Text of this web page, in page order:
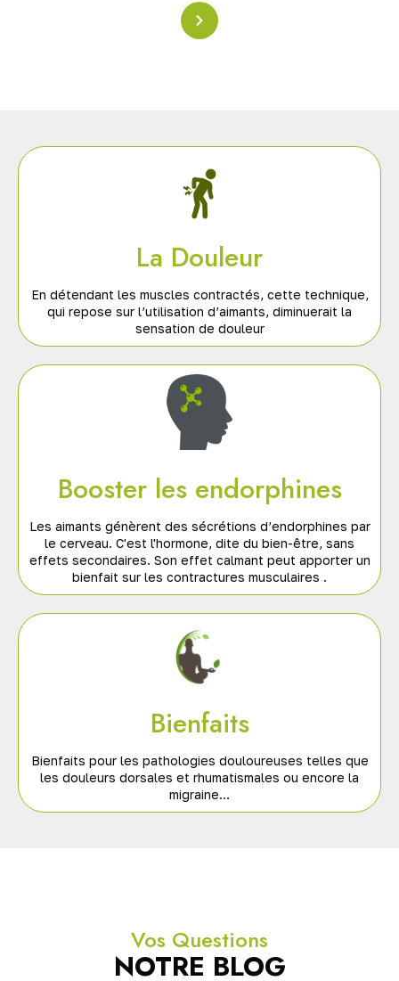
La Douleur
En détendant les muscles contractés, cette technique,
qui repose sur l’utilisation d’aimants, diminuerait la
sensation de douleur
Booster les endorphines
Les aimants génèrent des sécrétions d’endorphines par
le cerveau. C'est l'hormone, dite du bien-être, sans
effets secondaires. Son effet calmant peut apporter un
bienfait sur les contractures musculaires .
Bienfaits
Bienfaits pour les pathologies douloureuses telles que
les douleurs dorsales et rhumatismales ou encore la
migraine…
Vos Questions
NOTRE BLOG